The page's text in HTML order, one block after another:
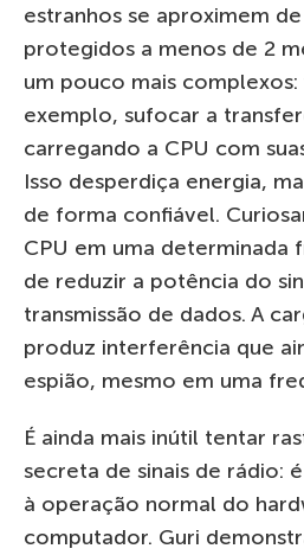
estranhos se aproximem
protegidos a menos de 2
um pouco mais
exemplo, sufocar a
carregando a CPU com
Isso desperdiça energia,
de forma confiável.
CPU em uma determinada
de reduzir a potência do
transmissão de dados. A
produz interferência que
espião, mesmo em uma
É ainda mais inútil tentar
secreta de sinais de rádio:
à operação normal do
computador. Guri